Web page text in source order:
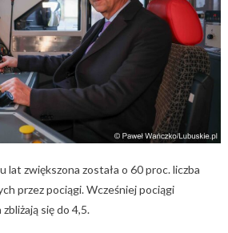
lat zwiększona została o 60 proc. liczba
przez pociągi. Wcześniej pociągi
się do 4,5.